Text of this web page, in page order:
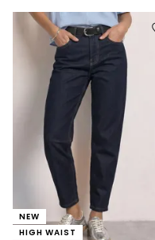
NEW
HIGH WAIST